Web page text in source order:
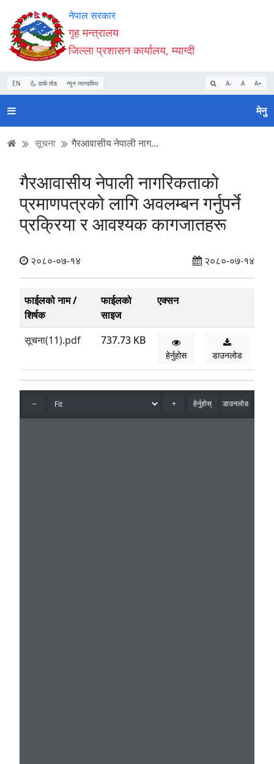
Accessibility
Mode
सुरु
गर्नुहोस्
सामाग्री
पढ्नुहाेस्
नेभिगेसन
पढ्नुहाेस्
वेबसाइट
खोजमा
जानुहोस्
नेपाल सरकार
गृह मन्त्रालय
जिल्ला प्रशासन कार्यालय, म्याग्दी
EN डार्क मोड न्यून व्यान्डविथ A- A A+
मेनु
सूचना गैरआवासीय नेपाली नाग...
गैरआवासीय नेपाली नागरिकताको
प्रमाणपत्रको लागि अवलम्बन गर्नुपर्ने
प्रक्रिया र आवश्यक कागजातहरू
२०८०-०७-१४ २०८०-०७-१४
फाईलको नाम /
शिर्षक
फाईलको
साइज
एक्सन
सूचना(11).pdf 737.73 KB
हेर्नुहोस डाउनलोड